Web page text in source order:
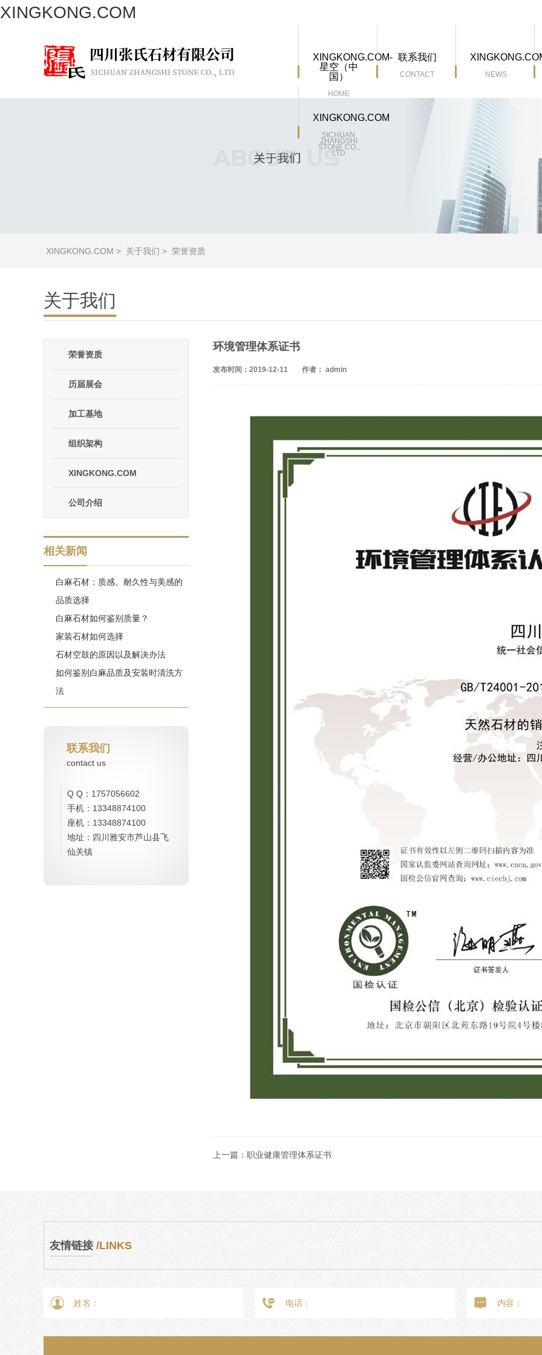
XINGKONG.COM
XINGKONG.COM-
星空（中
国）
HOME
联系我们
CONTACT NEWS
XINGKONG.COM
SICHUAN
ZHANGSHI
STONE CO.,
LTD
XINGKONG.COM > 关于我们 > 荣誉资质
关于我们
荣誉资质
历届展会
加工基地
组织架构
XINGKONG.COM
公司介绍
相关新闻
白麻石材：质感、耐久性与美感的
品质选择
白麻石材如何鉴别质量？
家装石材如何选择
石材空鼓的原因以及解决办法
如何鉴别白麻品质及安装时清洗方
法
联系我们
contact us
Q Q：1757056602
手机：13348874100
座机：13348874100
地址：四川雅安市芦山县飞
仙关镇
环境管理体系证书
发布时间：2019-12-11 作者： admin
上一篇： 职业健康管理体系证书
友情链接 /LINKS